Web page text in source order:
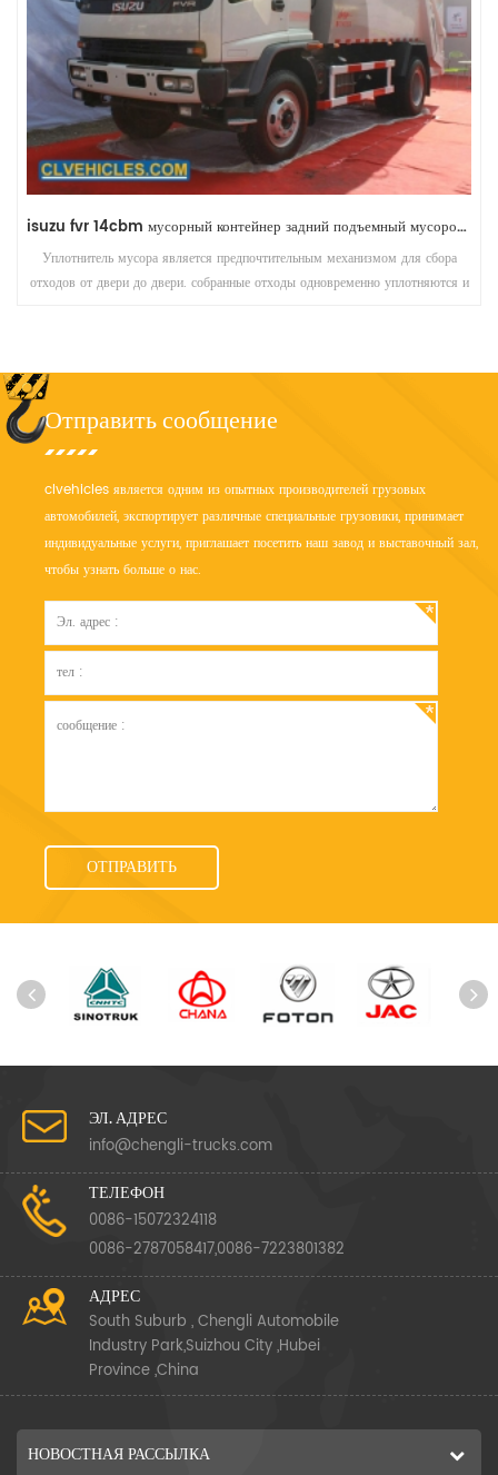
isuzu fvr 14cbm мусоровоз японской марки
Уплотнитель мусора является предпочтительным механизмом для сбора
отходов от двери до двери. собранные отходы одновременно
Отправить сообщение
clvehicles является одним из опытных производителей грузовых
автомобилей, экспортирует различные специальные грузовики, принимает
индивидуальные услуги, приглашает посетить наш завод и выставочный зал,
чтобы узнать больше о нас.
ЭЛ. АДРЕС
info@chengli-trucks.com
ТЕЛЕФОН
0086-15072324118
0086-2787058417,0086-7223801382
АДРЕС
South Suburb , Chengli Automobile
Industry Park,Suizhou City ,Hubei
Province ,China
НОВОСТНАЯ РАССЫЛКА